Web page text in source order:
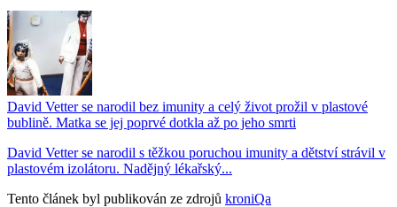
David Vetter se narodil bez imunity a celý život prožil v plastové
bublině. Matka se jej poprvé dotkla až po jeho smrti
David Vetter se narodil s těžkou poruchou imunity a dětství strávil v
plastovém izolátoru. Nadějný lékařský...
Tento článek byl publikován ze zdrojů kroniQa